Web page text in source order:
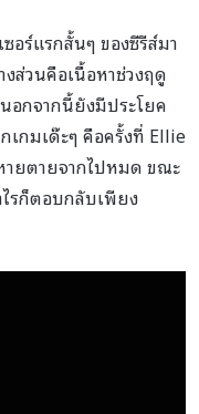
อร์แรกสั้นๆ ของซีรีส์มา
ส่วนคือเนื้อหาช่วงฤดู
อกจากนี้ยังมีประโยค
เกมเด๊ะๆ คือครั้งที่ Ellie
ยตายจากไปหมด ขณะ
ไรก็ตอบกลับเพียง